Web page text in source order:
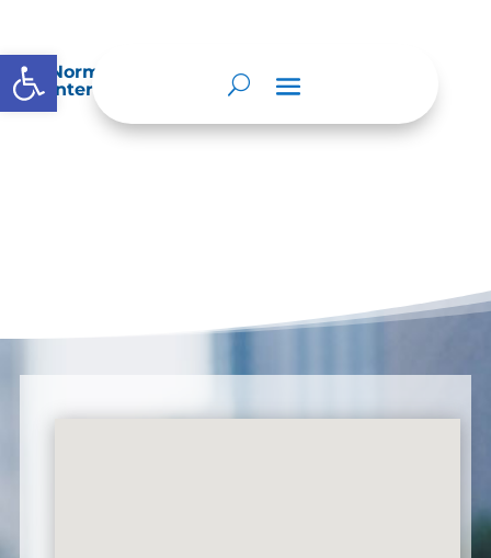
Abrir barra de herramientas
Normatividad especial que les aplique de
interés.